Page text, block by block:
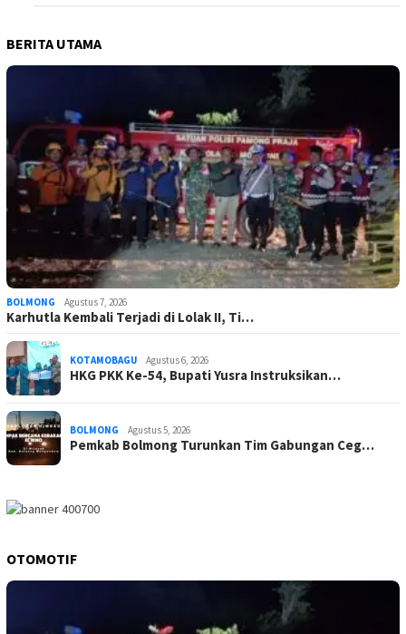
BERITA UTAMA
BOLMONG Agustus 7, 2026
Karhutla Kembali Terjadi di Lolak II, Ti…
KOTAMOBAGU Agustus 6, 2026
HKG PKK Ke-54, Bupati Yusra Instruksikan…
BOLMONG Agustus 5, 2026
Pemkab Bolmong Turunkan Tim Gabungan Ceg…
OTOMOTIF